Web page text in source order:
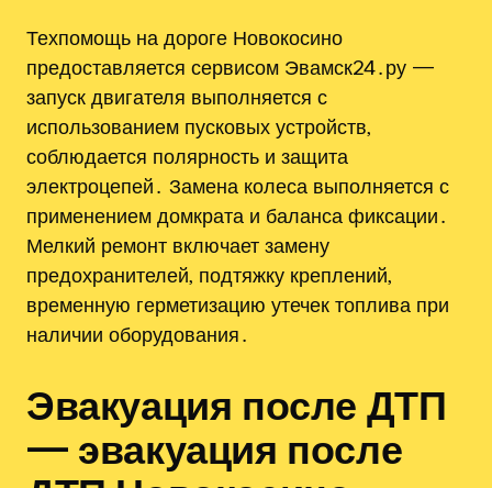
Техпомощь на дороге Новокосино
предоставляется сервисом Эвамск24․ру —
запуск двигателя выполняется с
использованием пусковых устройств‚
соблюдается полярность и защита
электроцепей․ Замена колеса выполняется с
применением домкрата и баланса фиксации․
Мелкий ремонт включает замену
предохранителей‚ подтяжку креплений‚
временную герметизацию утечек топлива при
наличии оборудования․
Эвакуация после ДТП
— эвакуация после